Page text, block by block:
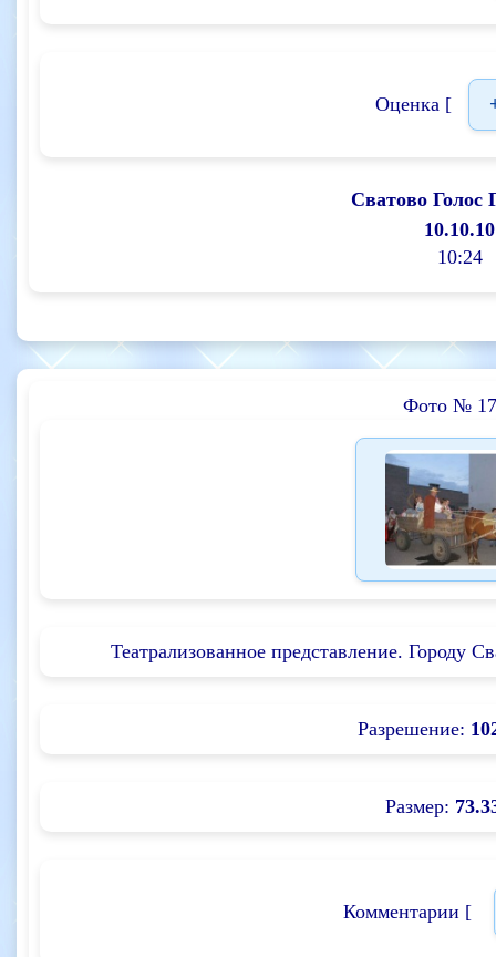
Оценка [
Сватово Голос
10.10.10
10:24
Фото №
Театрализованное представление. Городу
Разрешение:
Размер:
Комментарии [